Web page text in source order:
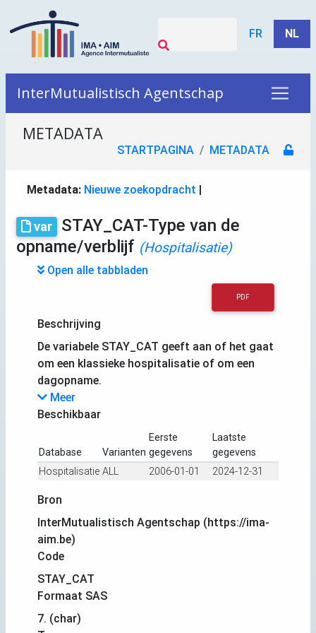
FR NL
InterMutualistisch Agentschap
METADATA
STARTPAGINA METADATA
Metadata: Nieuwe zoekopdracht |
var
STAY_CAT-Type van de
opname/verblijf (Hospitalisatie)
Open alle tabbladen
PDF
Beschrijving
De variabele STAY_CAT geeft aan of het gaat
om een klassieke hospitalisatie of om een
dagopname.
Meer
Beschikbaar
Database Varianten
Eerste
gegevens
Laatste
gegevens
Hospitalisatie ALL 2006-01-01 2024-12-31
Bron
InterMutualistisch Agentschap (https://ima-
aim.be)
Code
STAY_CAT
Formaat SAS
7. (char)